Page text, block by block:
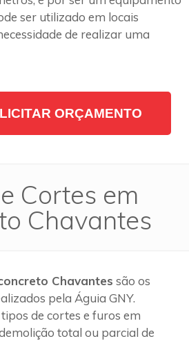
ser utilizado em locais
de realizar uma
ORÇAMENTO
Cortes em
Chavantes
Chavantes são os
pela Águia GNY.
de cortes e furos em
total ou parcial de